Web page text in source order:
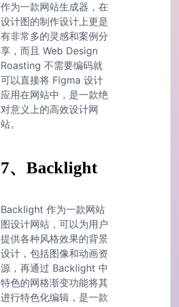
作为一款网站生成器，在
设计图的制作设计上更是
有非常多的灵感和案例分
享，而且 Web Design
Roasting 不需要编码就
可以直接将 Figma 设计
应用在网站中，是一款绝
对意义上的高效设计网
站。
7、Backlight
Backlight 作为一款网站
图设计网站，可以为用户
提供各种风格效果的背景
设计，包括图像和动画资
源，再通过 Backlight 中
特色的网格渐变功能将其
进行特色化编辑，是一款